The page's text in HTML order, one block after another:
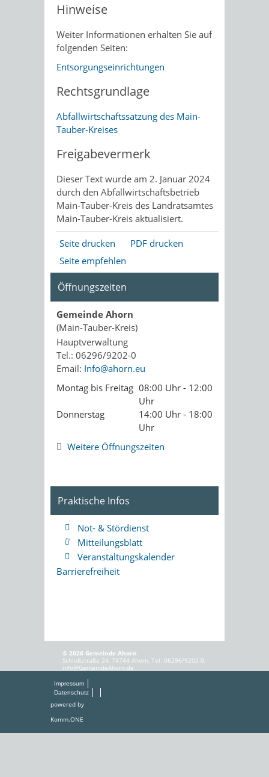
Hinweise
Weiter Informationen erhalten Sie auf
folgenden Seiten:
Entsorgungseinrichtungen
Rechtsgrundlage
Abfallwirtschaftssatzung des Main-
Tauber-Kreises
Freigabevermerk
Dieser Text wurde am 2. Januar 2024
durch den Abfallwirtschaftsbetrieb
Main-Tauber-Kreis des Landratsamtes
Main-Tauber-Kreis aktualisiert.
Seite drucken
PDF drucken
Seite empfehlen
Öffnungszeiten
Gemeinde Ahorn
(Main-Tauber-Kreis)
Hauptverwaltung
Tel.: 06296/9202-0
Email: Info@ahorn.eu
Montag bis Freitag 08:00 Uhr - 12:00
Uhr
Donnerstag
14:00 Uhr - 18:00
Uhr
Weitere Öffnungszeiten
Praktische Infos
Not- & Stördienst
Mitteilungsblatt
Veranstaltungskalender
Barrierefreiheit
© 2026 Gemeinde Ahorn
Schloßstraße 24, 74744 Ahorn, Tel. 06296/9202-0,
info@GemeindeAhorn.de
Impressum
Datenschutz
powered by
Komm.ONE